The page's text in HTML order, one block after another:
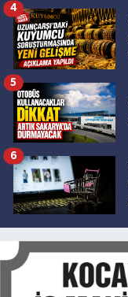
4
5
6